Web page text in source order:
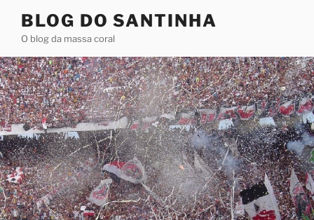
conteúdo
BLOG DO SANTINHA
O blog da massa coral